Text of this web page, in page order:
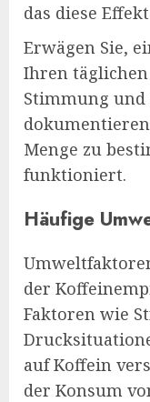
das diese
Erwägen Sie,
Ihren
Stimmung und
Menge zu
funktioniert.
Häufige
der
Faktoren wie
auf Koffein
der Konsum